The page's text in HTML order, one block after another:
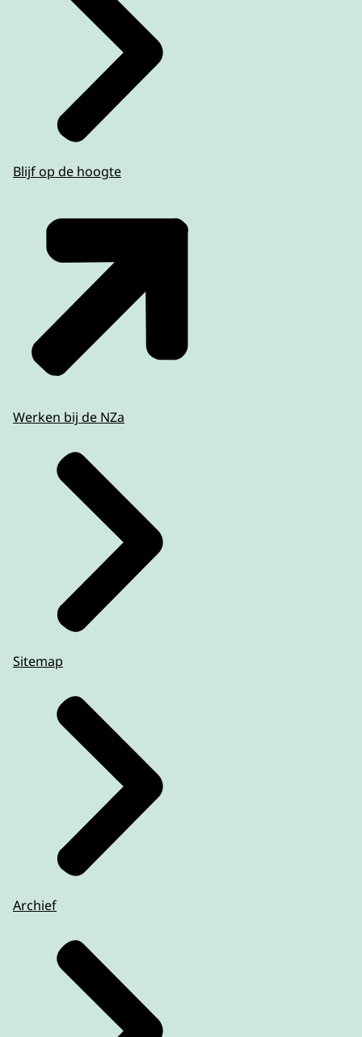
Blijf op de hoogte
Werken bij de NZa
Sitemap
Archief